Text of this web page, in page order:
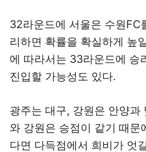
32라운드에 서울은 수원FC
리하면 확률을 확실하게 높
에 따라서는 33라운드에 승
진입할 가능성도 있다.
광주는 대구, 강원은 안양과
와 강원은 승점이 같기 때문
다면 다득점에서 희비가 엇